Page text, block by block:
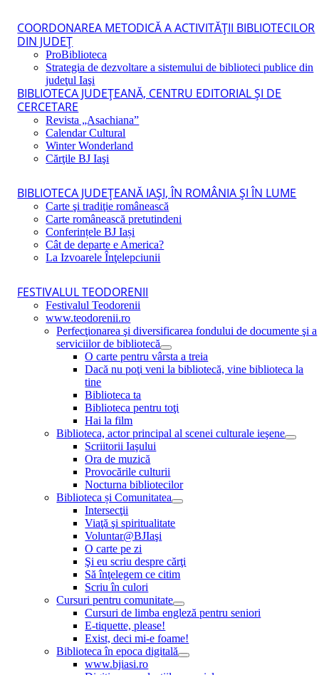
COORDONAREA METODICĂ A ACTIVITĂŢII BIBLIOTECILOR
DIN JUDEŢ
ProBiblioteca
Strategia de dezvoltare a sistemului de biblioteci publice din
judeţul Iaşi
BIBLIOTECA JUDEŢEANĂ, CENTRU EDITORIAL ŞI DE
CERCETARE
Revista „Asachiana”
Calendar Cultural
Winter Wonderland
Cărţile BJ Iaşi
BIBLIOTECA JUDEŢEANĂ IAŞI, ÎN ROMÂNIA ŞI ÎN LUME
Carte şi tradiţie românească
Carte românească pretutindeni
Conferințele BJ Iași
Cât de departe e America?
La Izvoarele Înţelepciunii
FESTIVALUL TEODORENII
Festivalul Teodorenii
www.teodorenii.ro
Perfecţionarea şi diversificarea fondului de documente şi a
serviciilor de bibliotecă
O carte pentru vârsta a treia
Dacă nu poţi veni la bibliotecă, vine biblioteca la
tine
Biblioteca ta
Biblioteca pentru toţi
Hai la film
Biblioteca, actor principal al scenei culturale ieşene
Scriitorii Iaşului
Ora de muzică
Provocările culturii
Nocturna bibliotecilor
Biblioteca și Comunitatea
Intersecţii
Viaţă şi spiritualitate
Voluntar@BJIaşi
O carte pe zi
Şi eu scriu despre cărţi
Să înţelegem ce citim
Scriu în culori
Cursuri pentru comunitate
Cursuri de limba engleză pentru seniori
E-tiquette, please!
Exist, deci mi-e foame!
Biblioteca în epoca digitală
www.bjiasi.ro